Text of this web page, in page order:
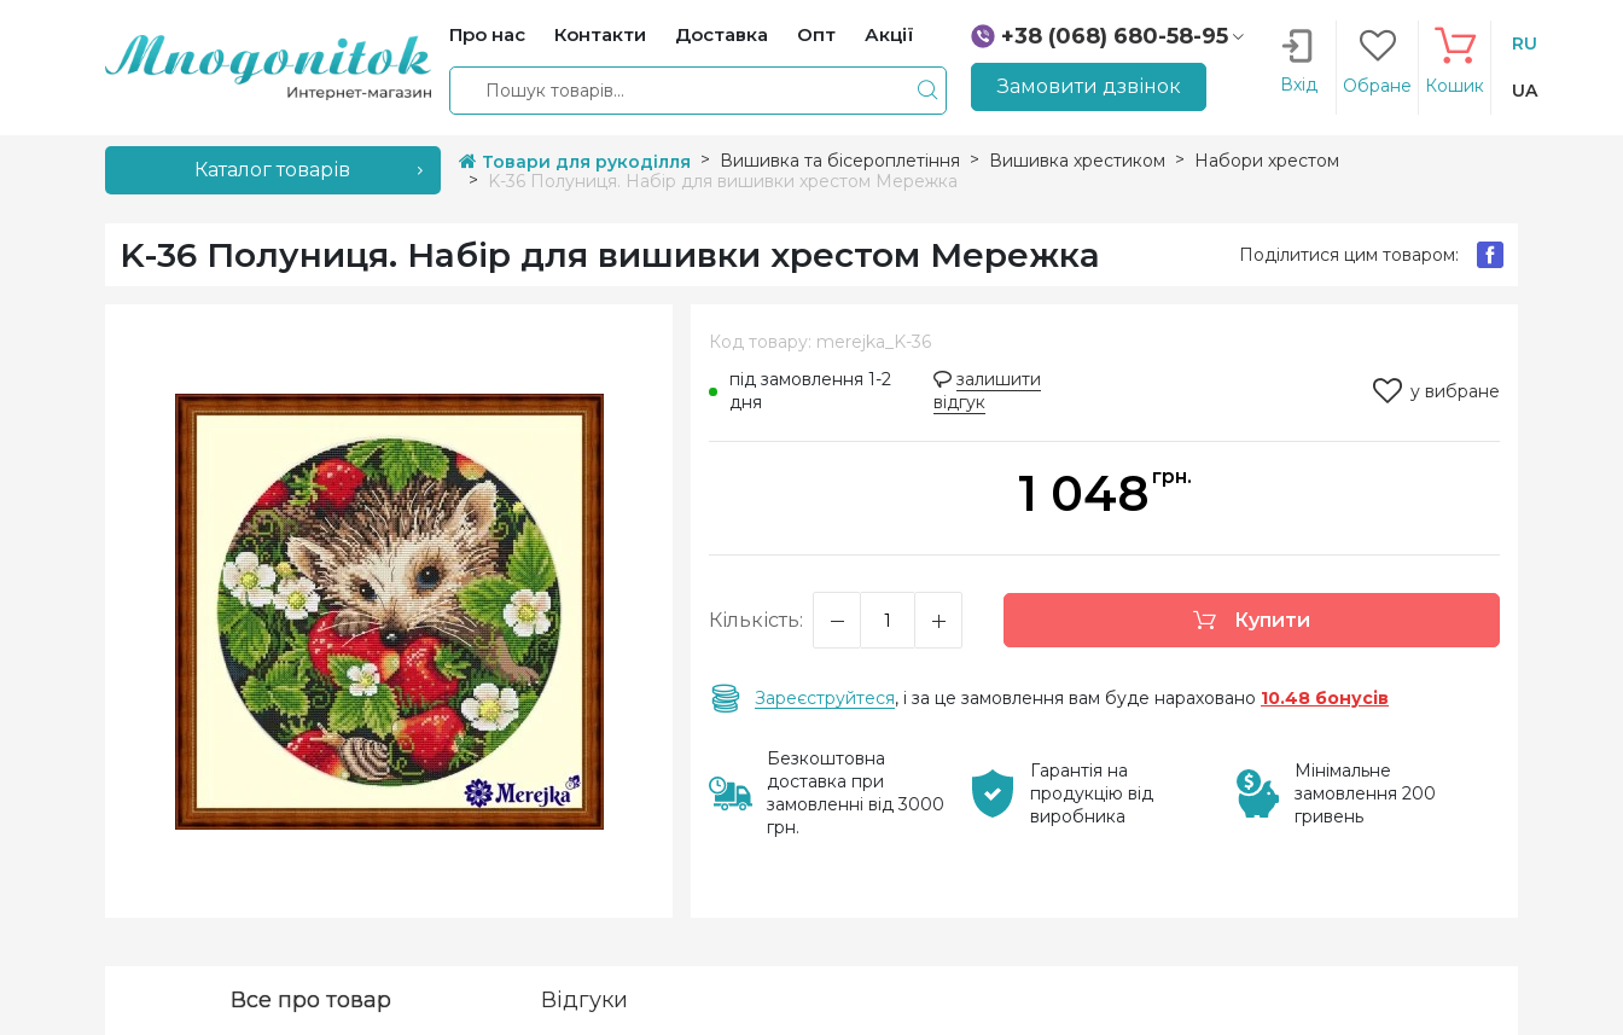
Про нас Контакти Доставка Опт Акції
+38 (068) 680-58-95
+38 (066) 207-14-90
Замовити дзвінок Вхід Обране Кошик
RU
UA
Каталог товарів Товари для рукоділля Вишивка та бісероплетіння Вишивка хрестиком
Набори хрестом
K-36 Полуниця. Набір для вишивки хрестом Мережка
K-36 Полуниця. Набір для вишивки хрестом Мережка Поділитися цим товаром:
Код товару: merejka_K-36
під замовлення 1-2
дня
залишити
відгук
у вибране
1 048 грн.
Кількість: Купити
Зареєструйтеся, і за це замовлення вам буде нараховано 10.48 бонусів
Безкоштовна
доставка при
замовленні від 3000
грн.
Гарантія на
продукцію від
виробника
Мінімальне
замовлення 200
гривень
Все про товар Відгуки